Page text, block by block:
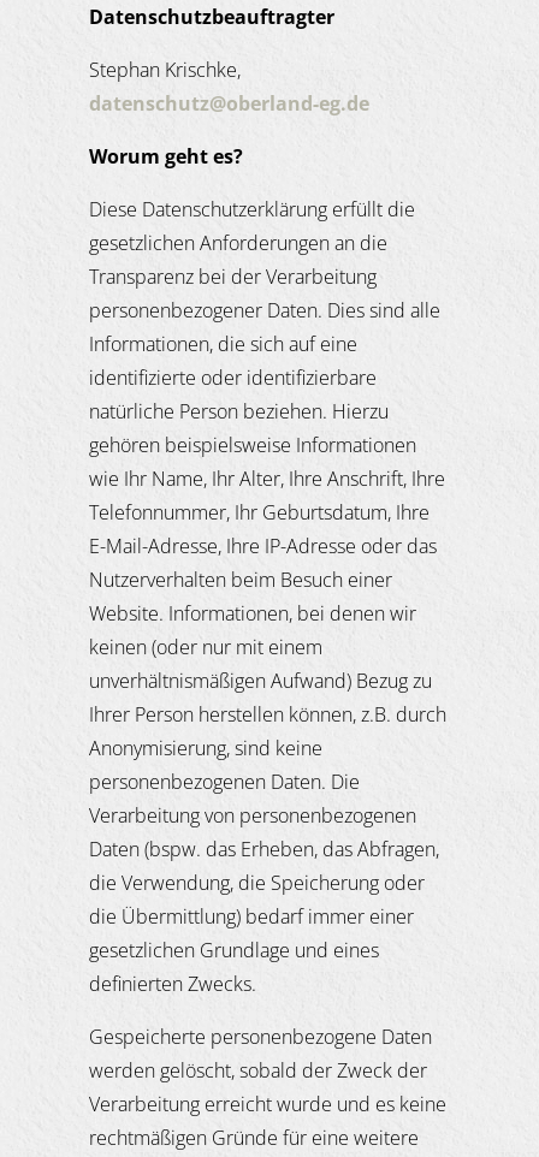
Datenschutzbeauftragter
Stephan Krischke,
datenschutz@oberland-eg.de
Worum geht es?
Diese Datenschutzerklärung erfüllt die
gesetzlichen Anforderungen an die
Transparenz bei der Verarbeitung
personenbezogener Daten. Dies sind alle
Informationen, die sich auf eine
identifizierte oder identifizierbare
natürliche Person beziehen. Hierzu
gehören beispielsweise Informationen
wie Ihr Name, Ihr Alter, Ihre Anschrift, Ihre
Telefonnummer, Ihr Geburtsdatum, Ihre
E-Mail-Adresse, Ihre IP-Adresse oder das
Nutzerverhalten beim Besuch einer
Website. Informationen, bei denen wir
keinen (oder nur mit einem
unverhältnismäßigen Aufwand) Bezug zu
Ihrer Person herstellen können, z.B. durch
Anonymisierung, sind keine
personenbezogenen Daten. Die
Verarbeitung von personenbezogenen
Daten (bspw. das Erheben, das Abfragen,
die Verwendung, die Speicherung oder
die Übermittlung) bedarf immer einer
gesetzlichen Grundlage und eines
definierten Zwecks.
Gespeicherte personenbezogene Daten
werden gelöscht, sobald der Zweck der
Verarbeitung erreicht wurde und es keine
rechtmäßigen Gründe für eine weitere